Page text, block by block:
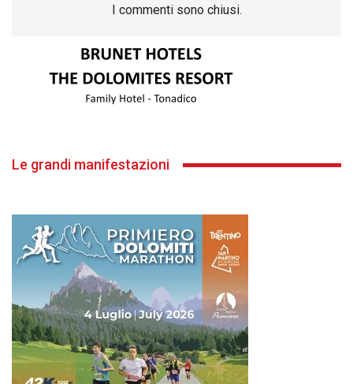
I commenti sono chiusi.
Le grandi manifestazioni